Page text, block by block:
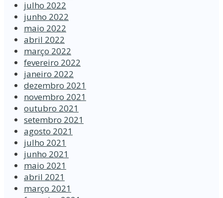
julho 2022
junho 2022
maio 2022
abril 2022
março 2022
fevereiro 2022
janeiro 2022
dezembro 2021
novembro 2021
outubro 2021
setembro 2021
agosto 2021
julho 2021
junho 2021
maio 2021
abril 2021
março 2021